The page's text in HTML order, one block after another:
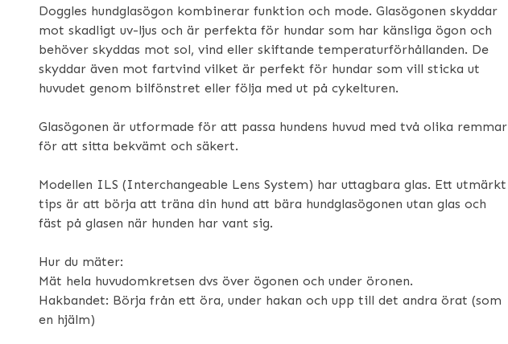
Doggles hundglasögon kombinerar funktion och mode. Glasögonen skyddar
mot skadligt uv-ljus och är perfekta för hundar som har känsliga ögon och
behöver skyddas mot sol, vind eller skiftande temperaturförhållanden. De
skyddar även mot fartvind vilket är perfekt för hundar som vill sticka ut
huvudet genom bilfönstret eller följa med ut på cykelturen.
Glasögonen är utformade för att passa hundens huvud med två olika remmar
för att sitta bekvämt och säkert.
Modellen ILS (Interchangeable Lens System) har uttagbara glas. Ett utmärkt
tips är att börja att träna din hund att bära hundglasögonen utan glas och
fäst på glasen när hunden har vant sig.
Hur du mäter:
Mät hela huvudomkretsen dvs över ögonen och under öronen.
Hakbandet: Börja från ett öra, under hakan och upp till det andra örat (som
en hjälm)